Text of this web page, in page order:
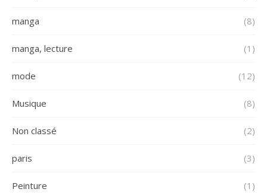
manga (8)
manga, lecture (1)
mode (12)
Musique (8)
Non classé (2)
paris (3)
Peinture (1)